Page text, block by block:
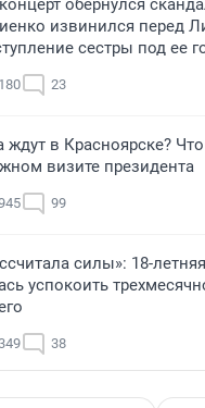
обернулся
извинился перед
сестры под ее
23
ждут в Красноярске?
визите президента
99
силы»: 18-
успокоить
38